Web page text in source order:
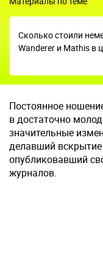
Сколько стоили
Wanderer и Mathis в
Постоянное
в достаточно
значительные
делавший
опубликовавший
журналов.